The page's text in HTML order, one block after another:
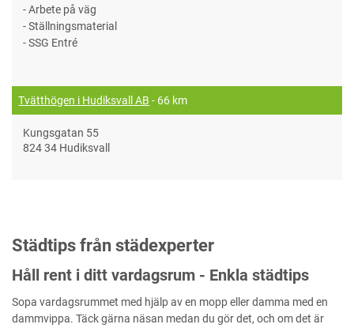
- Arbete på väg
- Ställningsmaterial
- SSG Entré
Tvätthögen i Hudiksvall AB - 66 km
Kungsgatan 55
824 34 Hudiksvall
Städtips från städexperter
Håll rent i ditt vardagsrum - Enkla städtips
Sopa vardagsrummet med hjälp av en mopp eller damma med en
dammvippa. Täck gärna näsan medan du gör det, och om det är